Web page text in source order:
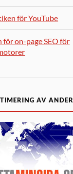
för YouTube
för on-page SEO för
AV